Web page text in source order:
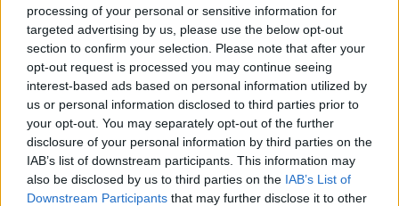
processing of your personal or sensitive information for
targeted advertising by us, please use the below opt-out
section to confirm your selection. Please note that after your
opt-out request is processed you may continue seeing
interest-based ads based on personal information utilized by
us or personal information disclosed to third parties prior to
your opt-out. You may separately opt-out of the further
disclosure of your personal information by third parties on the
IAB’s list of downstream participants. This information may
also be disclosed by us to third parties on the IAB’s List of
Downstream Participants that may further disclose it to other
I lavori più richiesti
Educatori Professionali23
Conduttori di Macchinari Per La Produzione di
Pasticceria e Prodotti Da Forno10
Addetti All'assistenza Personale8
Sarti7
Orario Lavoro
Full Time 118